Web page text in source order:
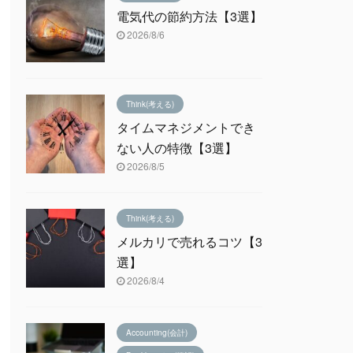
電気代の節約方法【3選】
2026/8/6
Think(考える)
タイムマネジメントでき
ない人の特徴【3選】
2026/8/5
Think(考える)
メルカリで売れるコツ【3
選】
2026/8/4
Accounting(会計)